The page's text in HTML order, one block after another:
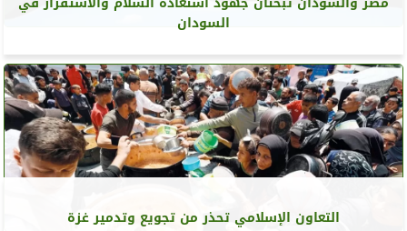
السودان
التعاون الإسلامي تحذر من تجويع وتدمير غزة